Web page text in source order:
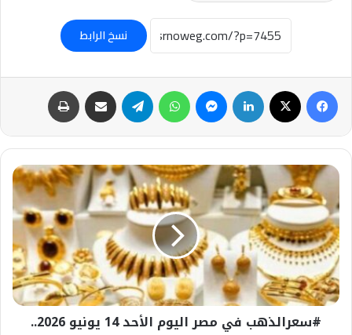
نسخ الرابط
فيسبوك لينكدإن ماسنجر واتساب تيلقرام مشاركة عبر البريد
#سعرالذهب
في
مصر
اليوم
الأحد
14
يونيو
2026..
#سعرالذهب في مصر اليوم الأحد 14 يونيو 2026..